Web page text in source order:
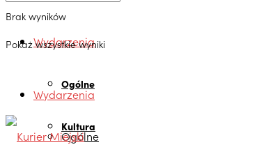
Brak wyników
Pokaż wszystkie wyniki
Wydarzenia
Ogólne
Kultura
Wydarzenia
Ogólne